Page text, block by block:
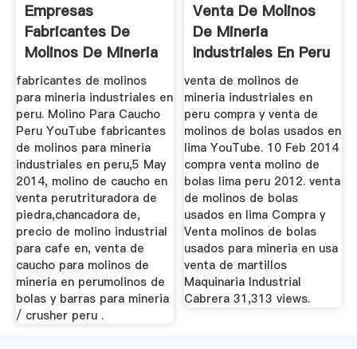
Empresas
Fabricantes De
Molinos De Mineria
En El Peru
fabricantes de molinos
para mineria industriales en
peru. Molino Para Caucho
Peru YouTube fabricantes
de molinos para mineria
industriales en peru,5 May
2014, molino de caucho en
venta perutrituradora de
piedra,chancadora de,
precio de molino industrial
para cafe en, venta de
caucho para molinos de
mineria en perumolinos de
bolas y barras para mineria
/ crusher peru .
Venta De Molinos
De Mineria
Industriales En Peru
venta de molinos de
mineria industriales en
peru compra y venta de
molinos de bolas usados en
lima YouTube. 10 Feb 2014
compra venta molino de
bolas lima peru 2012. venta
de molinos de bolas
usados en lima Compra y
Venta molinos de bolas
usados para mineria en usa
venta de martillos
Maquinaria Industrial
Cabrera 31,313 views.